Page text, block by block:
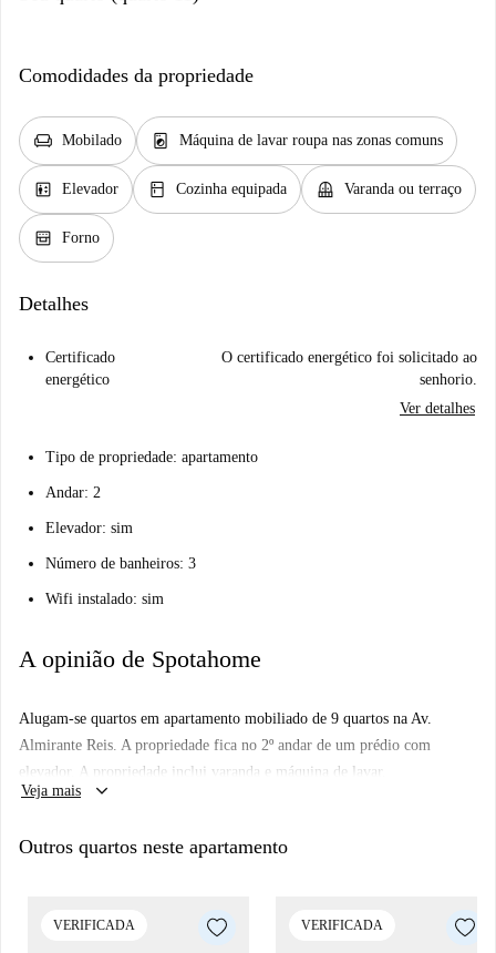
Comodidades da propriedade
chair Mobilado local_laundry_service Máquina de lavar roupa nas zonas comuns
elevator Elevador kitchen Cozinha equipada balcony Varanda ou terraço
oven_gen Forno
Detalhes
Certificado
energético
O certificado energético foi solicitado ao
senhorio.
Ver detalhes
Tipo de propriedade: apartamento
Andar: 2
Elevador: sim
Número de banheiros: 3
Wifi instalado: sim
A opinião de Spotahome
Alugam-se quartos em apartamento mobiliado de 9 quartos na Av.
Almirante Reis. A propriedade fica no 2º andar de um prédio com
elevador. A propriedade inclui varanda e máquina de lavar.
Veja mais
keyboard_arrow_down
Outros quartos neste apartamento
VERIFICADA VERIFICADA